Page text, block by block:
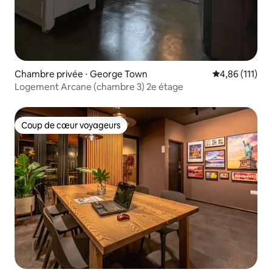
Chambre privée ⋅ George Town Évaluation
4,86 (111)
Logement Arcane (chambre 3) 2e étage
Coup de cœur voyageurs
Coup de cœur voyageurs